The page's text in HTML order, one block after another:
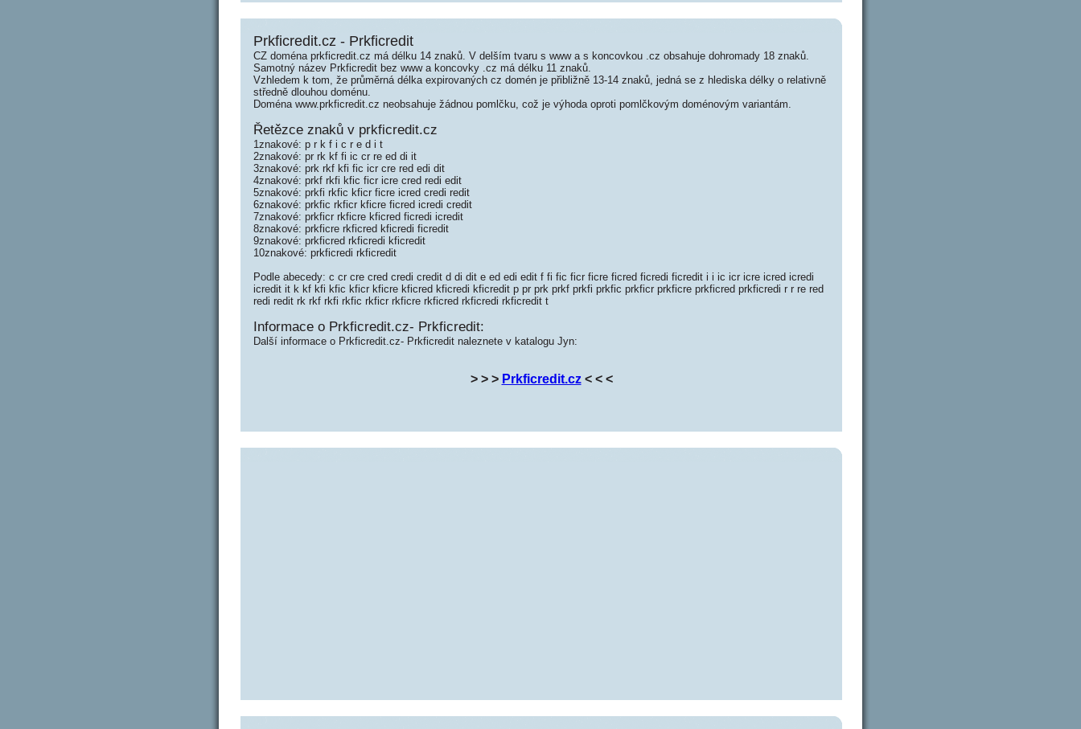
Prkficredit.cz - Prkficredit
CZ doména prkficredit.cz má délku 14 znaků. V delším tvaru s www a s koncovkou .cz obsahuje dohromady 18 znaků.
Samotný název Prkficredit bez www a koncovky .cz má délku 11 znaků.
Vzhledem k tom, že průměrná délka expirovaných cz domén je přibližně 13-14 znaků, jedná se z hlediska délky o relativně
středně dlouhou doménu.
Doména www.prkficredit.cz neobsahuje žádnou pomlčku, což je výhoda oproti pomlčkovým doménovým variantám.
Řetězce znaků v prkficredit.cz
1znakové: p r k f i c r e d i t
2znakové: pr rk kf fi ic cr re ed di it
3znakové: prk rkf kfi fic icr cre red edi dit
4znakové: prkf rkfi kfic ficr icre cred redi edit
5znakové: prkfi rkfic kficr ficre icred credi redit
6znakové: prkfic rkficr kficre ficred icredi credit
7znakové: prkficr rkficre kficred ficredi icredit
8znakové: prkficre rkficred kficredi ficredit
9znakové: prkficred rkficredi kficredit
10znakové: prkficredi rkficredit
Podle abecedy: c cr cre cred credi credit d di dit e ed edi edit f fi fic ficr ficre ficred ficredi ficredit i i ic icr icre icred icredi
icredit it k kf kfi kfic kficr kficre kficred kficredi kficredit p pr prk prkf prkfi prkfic prkficr prkficre prkficred prkficredi r r re red
redi redit rk rkf rkfi rkfic rkficr rkficre rkficred rkficredi rkficredit t
Informace o Prkficredit.cz- Prkficredit:
Další informace o Prkficredit.cz- Prkficredit naleznete v katalogu Jyn:
> > > Prkficredit.cz< < <